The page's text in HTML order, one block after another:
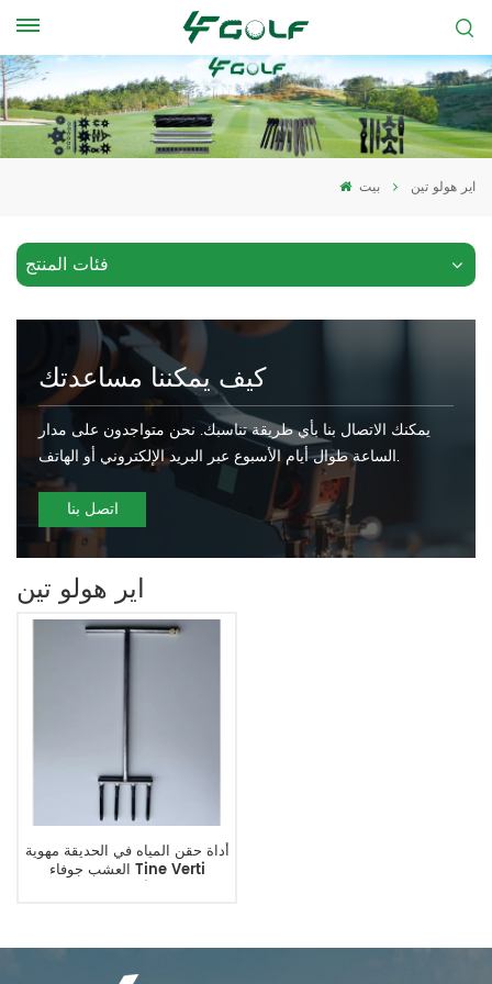
بيت اير هولو تين
فئات المنتج
كيف يمكننا مساعدتك
يمكنك الاتصال بنا بأي طريقة تناسبك. نحن متواجدون على مدار
الساعة طوال أيام الأسبوع عبر البريد الإلكتروني أو الهاتف.
اتصل بنا
اير هولو تين
أداة حقن المياه في الحديقة مهوية
العشب جوفاء Tine Verti
استنزاف Tines